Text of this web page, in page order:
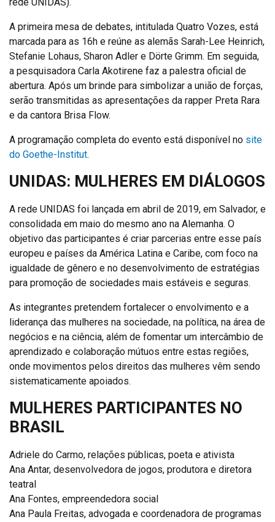
A primeira mesa de debates, intitulada Quatro Vozes, está
marcada para as 16h e reúne as alemãs Sarah-Lee Heinrich,
Stefanie Lohaus, Sharon Adler e Dörte Grimm. Em seguida,
a pesquisadora Carla Akotirene faz a palestra oficial de
abertura. Após um brinde para simbolizar a união de forças,
serão transmitidas as apresentações da rapper Preta Rara
e da cantora Brisa Flow.
A programação completa do evento está disponível no site
do Goethe-Institut.
UNIDAS: MULHERES EM DIÁLOGOS
A rede UNIDAS foi lançada em abril de 2019, em Salvador, e
consolidada em maio do mesmo ano na Alemanha. O
objetivo das participantes é criar parcerias entre esse país
europeu e países da América Latina e Caribe, com foco na
igualdade de gênero e no desenvolvimento de estratégias
para promoção de sociedades mais estáveis e seguras.
As integrantes pretendem fortalecer o envolvimento e a
liderança das mulheres na sociedade, na política, na área de
negócios e na ciência, além de fomentar um intercâmbio de
aprendizado e colaboração mútuos entre estas regiões,
onde movimentos pelos direitos das mulheres vêm sendo
sistematicamente apoiados.
MULHERES PARTICIPANTES NO
BRASIL
Adriele do Carmo, relações públicas, poeta e ativista
Ana Antar, desenvolvedora de jogos, produtora e diretora
teatral
Ana Fontes, empreendedora social
Ana Paula Freitas, advogada e coordenadora de programas